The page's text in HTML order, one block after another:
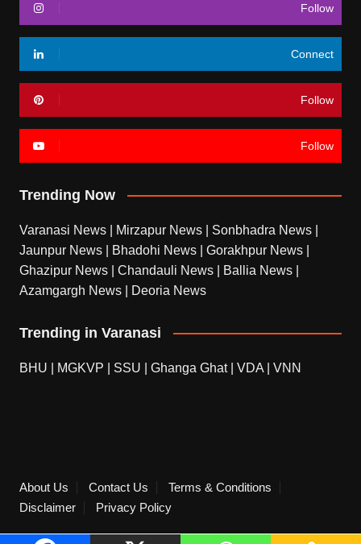
Follow
Connect
Follow
Follow
Trending Now
Varanasi News Mirzapur News Sonbhadra News
Jaunpur News
Bhadohi News Gorakhpur News
Ghazipur News
Chandauli News Ballia News
Azamgargh News
Deoria News
Trending in Varanasi
BHU MGKVP SSU Ghanga Ghat| VDA VNN
About Us Contact Us
Terms & Conditions
Disclaimer
Privacy Policy